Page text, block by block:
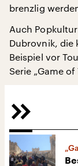
brenzlig
Auch
Dubrovnik, die
Beispiel vor
Serie „Game